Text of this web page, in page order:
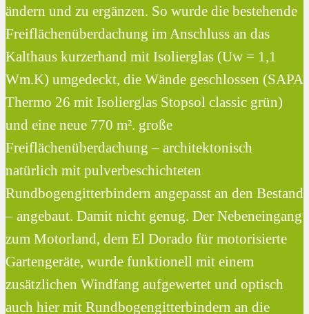
ändern und zu ergänzen. So wurde die bestehende
Freiflächenüberdachung im Anschluss an das
Kalthaus kurzerhand mit Isolierglas (Uw = 1,1
Wm.K) umgedeckt, die Wände geschlossen (SAPA
Thermo 26 mit Isolierglas Stopsol classic grün)
und eine neue 770 m². große
Freiflächenüberdachung – architektonisch
natürlich mit pulverbeschichteten
Rundbogengitterbindern angepasst an den Bestand
– angebaut. Damit nicht genug. Der Nebeneingang
zum Motorland, dem El Dorado für motorisierte
Gartengeräte, wurde funktionell mit einem
zusätzlichen Windfang aufgewertet und optisch
auch hier mit Rundbogengitterbindern an die